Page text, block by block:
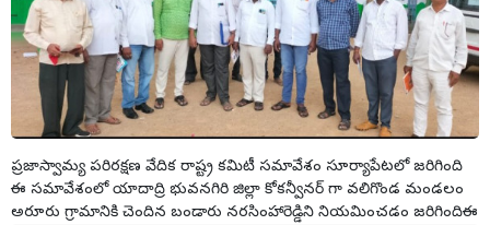
ప్రజాస్వామ్య పరిరక్షణ వేదిక రాష్ట్ర కమిటీ సమావేశం సూర్యాపేటలో జరిగింది
ఈ సమావేశంలో యాదాద్రి భువనగిరి జిల్లా కోకన్వీనర్ గా వలిగొండ మండలం
అరూరు గ్రామానికి చెందిన బండారు నరసింహారెడ్డిని నియమించడం జరిగిందిఈ